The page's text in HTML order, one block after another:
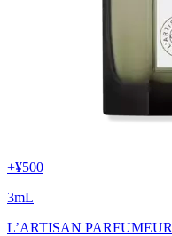
+¥500
3mL
L’ARTISAN PARFUMEUR